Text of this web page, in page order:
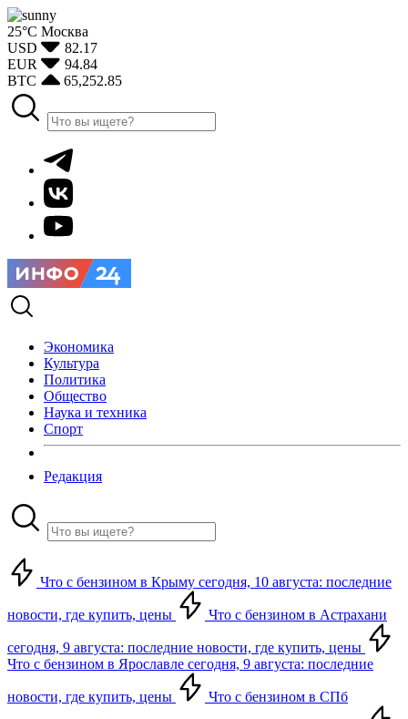
25°С Москва
USD
82.17
EUR
94.84
BTC
65,252.85
Экономика
Культура
Политика
Общество
Наука и техника
Спорт
Редакция
Что с бензином в Крыму сегодня, 10 августа: последние
новости, где купить, цены Что с бензином в Астрахани
сегодня, 9 августа: последние новости, где купить, цены
Что с бензином в Ярославле сегодня, 9 августа: последние
новости, где купить, цены Что с бензином в СПб